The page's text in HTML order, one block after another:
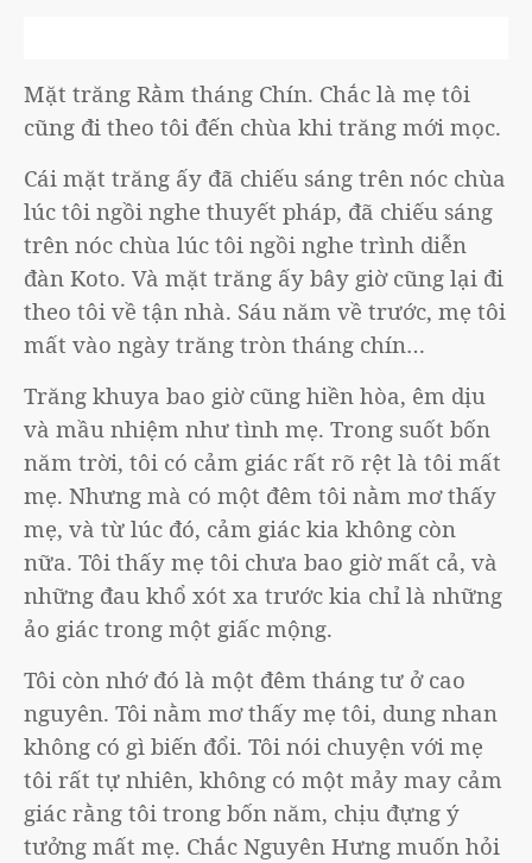
Mặt trăng Rằm tháng Chín. Chắc là mẹ tôi
cũng đi theo tôi đến chùa khi trăng mới mọc.
Cái mặt trăng ấy đã chiếu sáng trên nóc chùa
lúc tôi ngồi nghe thuyết pháp, đã chiếu sáng
trên nóc chùa lúc tôi ngồi nghe trình diễn
đàn Koto. Và mặt trăng ấy bây giờ cũng lại đi
theo tôi về tận nhà. Sáu năm về trước, mẹ tôi
mất vào ngày trăng tròn tháng chín…
Trăng khuya bao giờ cũng hiền hòa, êm dịu
và mầu nhiệm như tình mẹ. Trong suốt bốn
năm trời, tôi có cảm giác rất rõ rệt là tôi mất
mẹ. Nhưng mà có một đêm tôi nằm mơ thấy
mẹ, và từ lúc đó, cảm giác kia không còn
nữa. Tôi thấy mẹ tôi chưa bao giờ mất cả, và
những đau khổ xót xa trước kia chỉ là những
ảo giác trong một giấc mộng.
Tôi còn nhớ đó là một đêm tháng tư ở cao
nguyên. Tôi nằm mơ thấy mẹ tôi, dung nhan
không có gì biến đổi. Tôi nói chuyện với mẹ
tôi rất tự nhiên, không có một mảy may cảm
giác rằng tôi trong bốn năm, chịu đựng ý
tưởng mất mẹ. Chắc Nguyên Hưng muốn hỏi